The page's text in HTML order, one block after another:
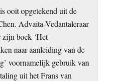
ooit opgetekend uit de
Advaita-Vedantaleraar
zijn boek ‘Het
naar aanleiding van de
voornamelijk gebruik van
uit het Frans van